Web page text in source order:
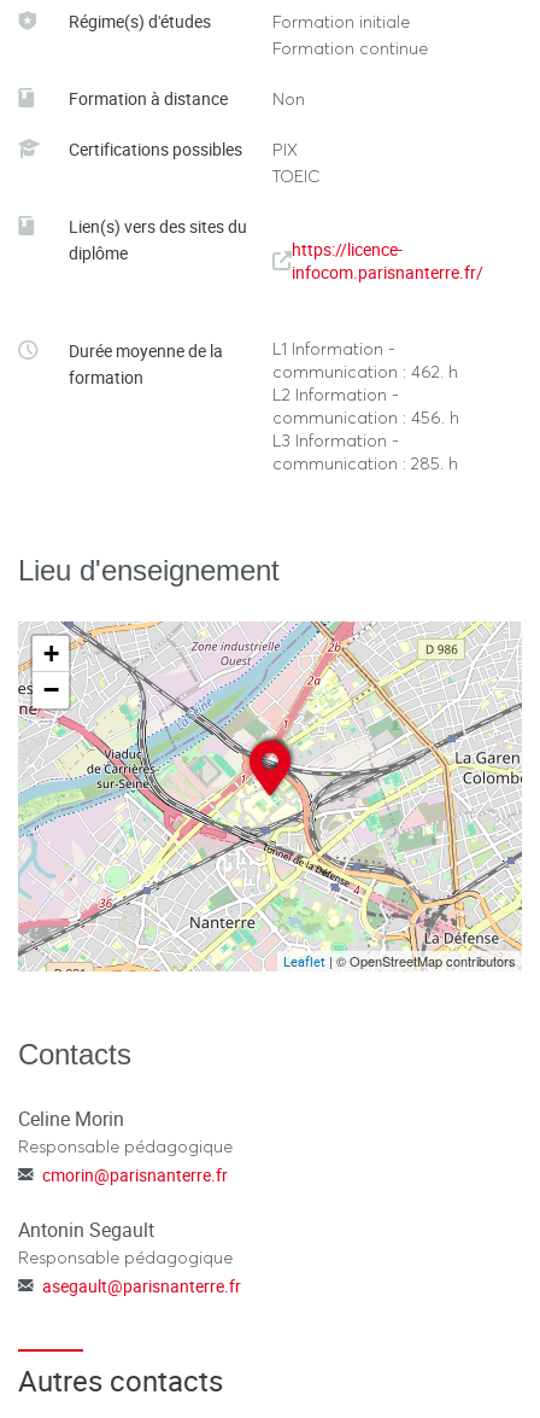
Régime(s) d'études
Formation initiale
Formation continue
Formation à distance Non
Certifications possibles
PIX
TOEIC
Lien(s) vers des sites du
diplôme
https://licence-
infocom.parisnanterre.fr/
Durée moyenne de la
formation
L1 Information -
communication : 462. h
L2 Information -
communication : 456. h
L3 Information -
communication : 285. h
Lieu d'enseignement
+
−
Leaflet| © OpenStreetMap contributors
Contacts
Celine Morin
Responsable pédagogique
cmorin@parisnanterre.fr
Antonin Segault
Responsable pédagogique
asegault@parisnanterre.fr
Autres contacts